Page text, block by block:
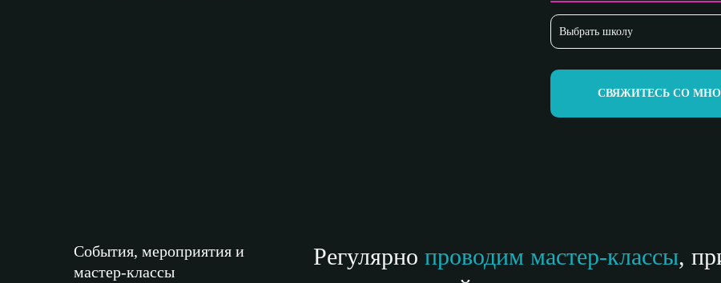
СВЯЖИТЕСЬ СО
События, мероприятия и
мастер-классы
Регулярно проводим мастер-классы,